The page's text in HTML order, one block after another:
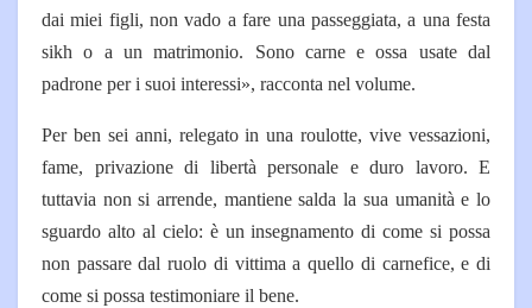
dai miei figli, non vado a fare una pas­seggiata, a una festa
sikh o a un matrimonio. Sono carne e ossa usate dal
padrone per i suoi in­teressi», racconta nel volume.
Per ben sei anni, relegato in una roulotte, vive vessazioni,
fame, privazione di libertà per­sonale e duro lavoro. E
tuttavia non si arrende, mantiene sal­da la sua umanità e lo
sguardo alto al cielo: è un insegnamen­to di come si possa
non passare dal ruolo di vittima a quello di carnefice, e di
come si possa te­stimoniare il bene.